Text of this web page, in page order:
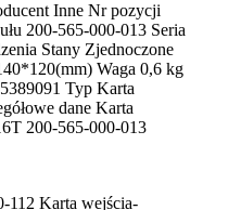
Inne Nr pozycji
200-565-000-013 Seria
Stany Zjednoczone
Waga 0,6 kg
Typ Karta
dane Karta
200-565-000-013